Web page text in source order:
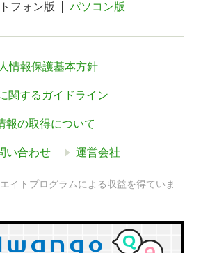
フォン版 パソコン版
情報保護基本方針
関するガイドライン
報の取得について
い合わせ 運営会社
イトプログラムによる収益を得ていま